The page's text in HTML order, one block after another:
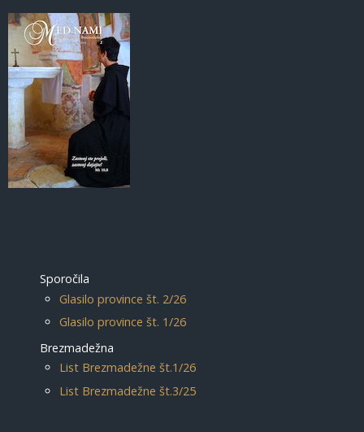
Sporočila
Glasilo province št. 2/26
Glasilo province št. 1/26
Brezmadežna
List Brezmadežne št.1/26
List Brezmadežne št.3/25